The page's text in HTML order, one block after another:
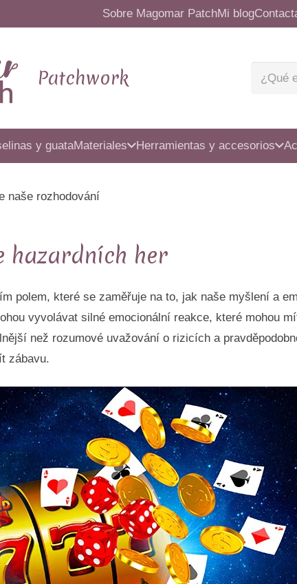
Sobre Magomar PatchMi blog
Patchwork
y guataMateriales Herramientas y accesorios
naše rozhodování
hazardních her
polem, které se zaměřuje na to, jak naše myšlení a
vyvolávat silné emocionální reakce, které mohou
než rozumové uvažování o rizicích a
zábavu.